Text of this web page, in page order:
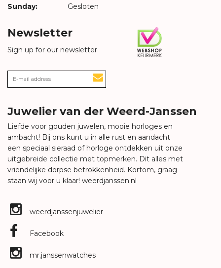
Sunday: Gesloten
Newsletter
Sign up for our newsletter
Juwelier van der Weerd-Janssen
Liefde voor gouden juwelen, mooie horloges en
ambacht! Bij ons kunt u in alle rust en aandacht
een speciaal sieraad of horloge ontdekken uit onze
uitgebreide collectie met topmerken. Dit alles met
vriendelijke dorpse betrokkenheid. Kortom, graag
staan wij voor u klaar! weerdjanssen.nl
weerdjanssenjuwelier
Facebook
mr.janssenwatches